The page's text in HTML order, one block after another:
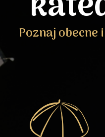
Poznaj